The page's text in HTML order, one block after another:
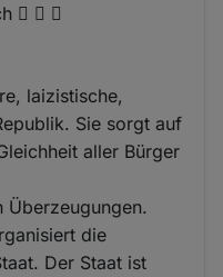
  
laizistische,
Sie sorgt auf
aller Bürger
Überzeugungen.
die
Der Staat ist